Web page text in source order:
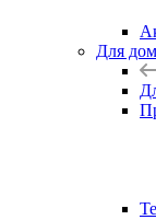
Для